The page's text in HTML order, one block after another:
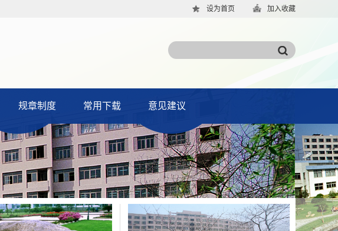
设为首页 加入收藏
规章制度 常用下载 意见建议